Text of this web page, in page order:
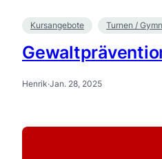
Kursangebote Turnen /
Henrik·Jan. 28, 2025